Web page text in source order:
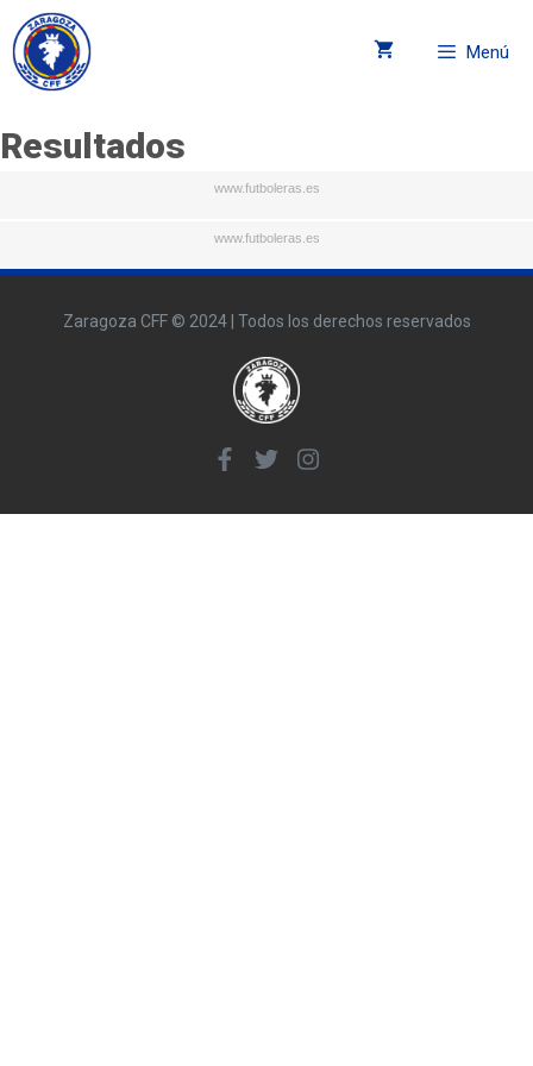
Menú
Resultados
www.futboleras.es
www.futboleras.es
Zaragoza CFF © 2024 | Todos los derechos reservados